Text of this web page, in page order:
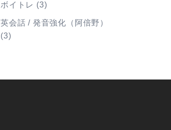
ボイトレ (3)
英会話 / 発音強化（阿倍野）
(3)